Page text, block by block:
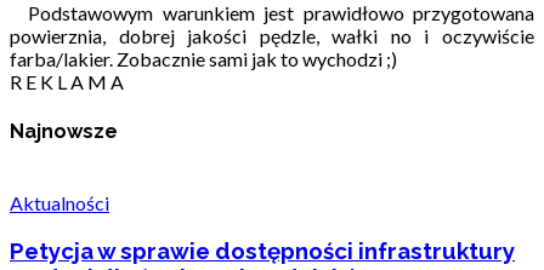
Podstawowym warunkiem jest prawidłowo przygotowana
powierznia, dobrej jakości pędzle, wałki no i oczywiście
farba/lakier. Zobacznie sami jak to wychodzi ;)
R E K L A M A
Najnowsze
Aktualności
Petycja w sprawie dostępności infrastruktury